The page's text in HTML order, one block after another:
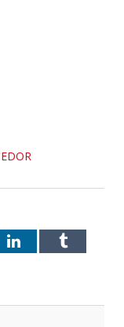
LinkedInTumblr